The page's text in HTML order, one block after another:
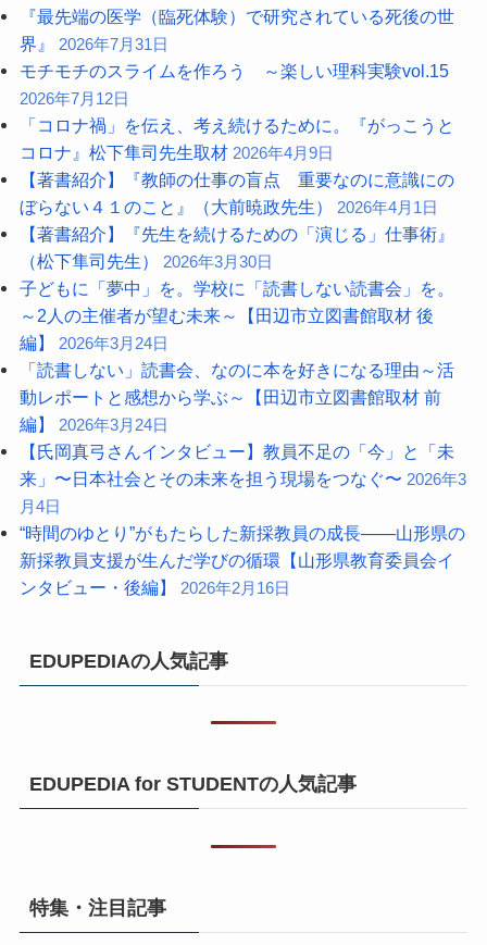
『最先端の医学（臨死体験）で研究されている死後の世
界』
2026年7月31日
モチモチのスライムを作ろう ～楽しい理科実験vol.15
2026年7月12日
「コロナ禍」を伝え、考え続けるために。『がっこうと
コロナ』松下隼司先生取材 2026年4月9日
【著書紹介】『教師の仕事の盲点 重要なのに意識にの
ぼらない４１のこと』（大前暁政先生）
2026年4月1日
【著書紹介】『先生を続けるための「演じる」仕事術』
（松下隼司先生）
2026年3月30日
子どもに「夢中」を。学校に「読書しない読書会」を。
～2人の主催者が望む未来～【田辺市立図書館取材 後
編】
2026年3月24日
「読書しない」読書会、なのに本を好きになる理由～活
動レポートと感想から学ぶ～【田辺市立図書館取材 前
編】
2026年3月24日
【氏岡真弓さんインタビュー】教員不足の「今」と「未
来」〜日本社会とその未来を担う現場をつなぐ〜 2026年3
月4日
“時間のゆとり”がもたらした新採教員の成長――山形県の
新採教員支援が生んだ学びの循環【山形県教育委員会イ
ンタビュー・後編】
2026年2月16日
EDUPEDIAの人気記事
EDUPEDIA for STUDENTの人気記事
特集・注目記事